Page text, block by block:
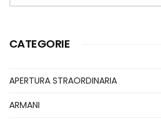
CATEGORIE
APERTURA STRAORDINARIA
ARMANI